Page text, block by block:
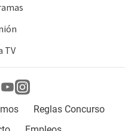
TV
Reglas Concurso